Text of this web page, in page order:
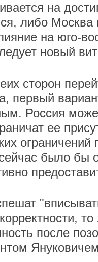
на
либо Москва
на юго-
новый
сторон
первый
Россия
ее
было бы
после